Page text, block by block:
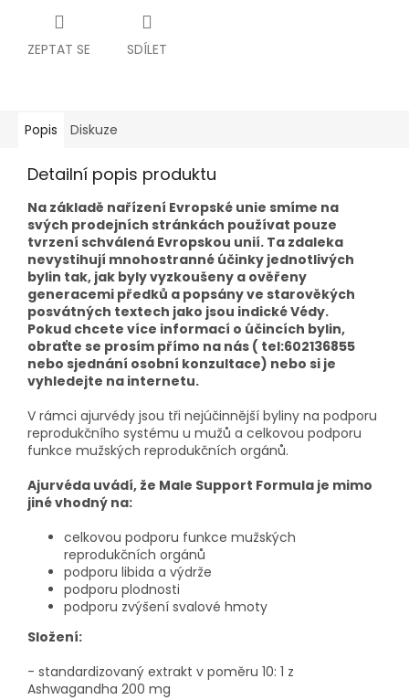
ZEPTAT SE SDÍLET
Popis Diskuze
Detailní popis produktu
Na základě nařízení Evropské unie smíme na
svých prodejních stránkách používat pouze
tvrzení schválená Evropskou unií. Ta zdaleka
nevystihují mnohostranné účinky jednotlivých
bylin tak, jak byly vyzkoušeny a ověřeny
generacemi předků a popsány ve starověkých
posvátných textech jako jsou indické Védy.
Pokud chcete více informací o účincích bylin,
obraťte se prosím přímo na nás ( tel:602136855
nebo sjednání osobní konzultace) nebo si je
vyhledejte na internetu.
V rámci ajurvédy jsou tři nejúčinnější byliny na podporu
reprodukčního systému u mužů a celkovou podporu
funkce mužských reprodukčních orgánů.
Ajurvéda uvádí, že Male Support Formula je mimo
jiné vhodný na:
celkovou podporu funkce mužských
reprodukčních orgánů
podporu libida a výdrže
podporu plodnosti
podporu zvýšení svalové hmoty
Složení:
- standardizovaný extrakt v poměru 10: 1 z
Ashwagandha 200 mg